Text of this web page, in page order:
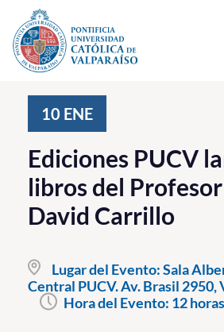
Click acá para ir directamente al contenido
Investigación, Creación e
PUCV Internacional
Vinculación con el Medio
Pregrado
Postgrado
10 ENE
Ediciones PUCV
libros del
David Carrillo
Lugar del Evento:Sala
Central PUCV. Av. Brasil 2950,
Hora del Evento: 12 horas